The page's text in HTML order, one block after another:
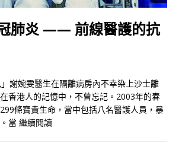
肺炎 —— 前線醫護的抗
謝婉雯醫生在隔離病房內不幸染上沙士離
香港人的記憶中，不曾忘記。2003年的春
條寶貴生命，當中包括八名醫護人員，暴
當 繼續閱讀